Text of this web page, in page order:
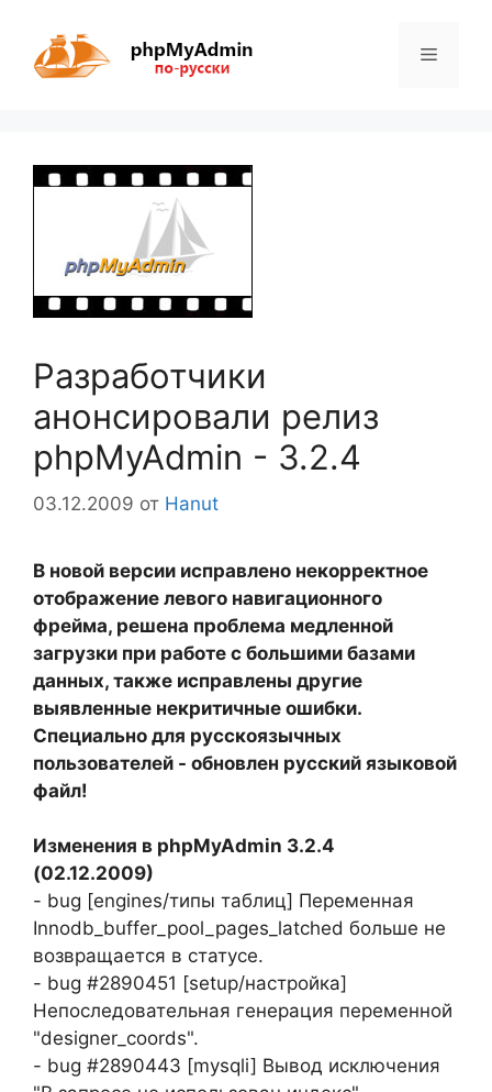
содержимому
Меню
Разработчики
анонсировали релиз
phpMyAdmin - 3.2.4
03.12.2009 от Hanut
В новой версии исправлено некорректное
отображение левого навигационного
фрейма, решена проблема медленной
загрузки при работе с большими базами
данных, также исправлены другие
выявленные некритичные ошибки.
Специально для русскоязычных
пользователей - обновлен русский языковой
файл!
Изменения в phpMyAdmin 3.2.4
(02.12.2009)
- bug [engines/типы таблиц] Переменная
Innodb_buffer_pool_pages_latched больше не
возвращается в статусе.
- bug #2890451 [setup/настройка]
Непоследовательная генерация переменной
"designer_coords".
- bug #2890443 [mysqli] Вывод исключения